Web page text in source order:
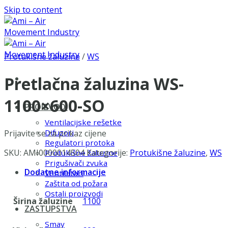
Skip to content
PROIZVODI
Ventilacijske rešetke
Difuzori
Regulatori protoka
Protukišne žaluzine
Prigušivači zvuka
Ventilatori
Zaštita od požara
Ostali proizvodi
ZASTUPSTVA
Smay
Protukišne žaluzine /WS
Pretlačna žaluzina WS-
1100×600-SO
Prijavite se za prikaz cijene
SKU: AMI0000014504 Kategorije: Protukišne žaluzine, WS
Dodatne informacije
Širina žaluzine 1100